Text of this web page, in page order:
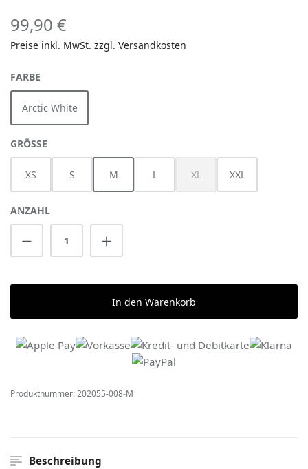
99,90 €
Preise inkl. MwSt. zzgl. Versandkosten
FARBE
Arctic White
GRÖSSE
XS S M L XL
(Diese Option ist zurzeit
XXL
ANZAHL
Produkt Anzahl: Gib den gewünschten
In den Warenkorb
Produktnummer:202055-008-M
Beschreibung